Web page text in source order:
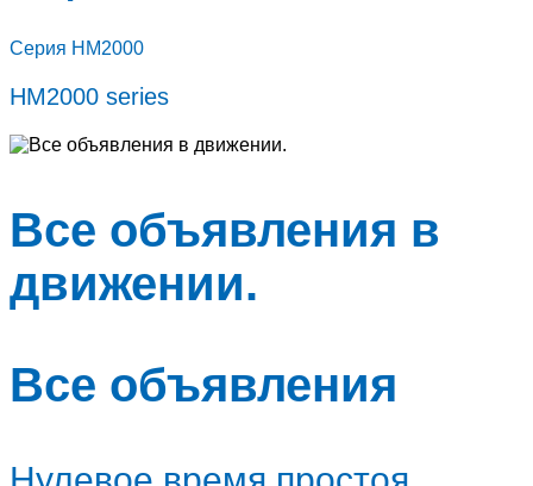
Серия HM2000
HM2000 series
Все объявления в
движении.
Все объявления